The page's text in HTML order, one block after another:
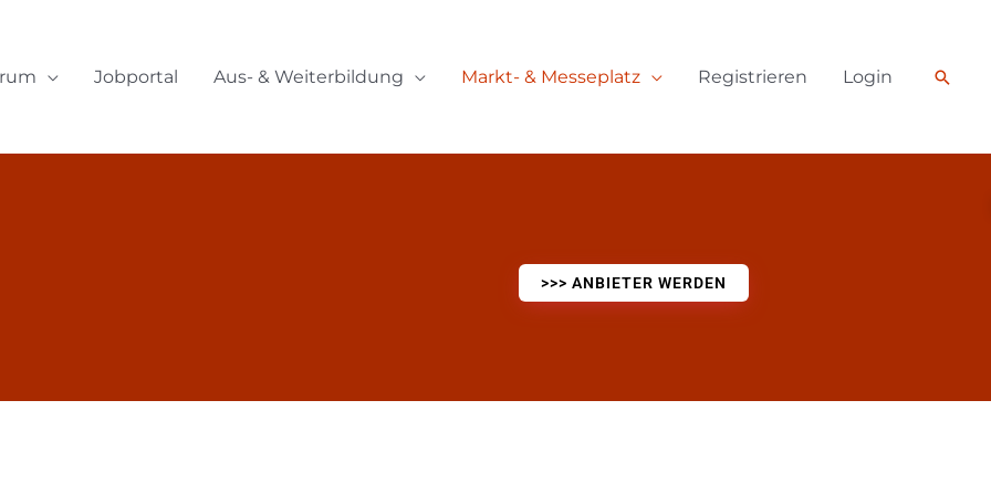
Jobportal Aus- & Weiterbildung Markt- & Messeplatz Registrieren Login
>>> ANBIETER WERDEN